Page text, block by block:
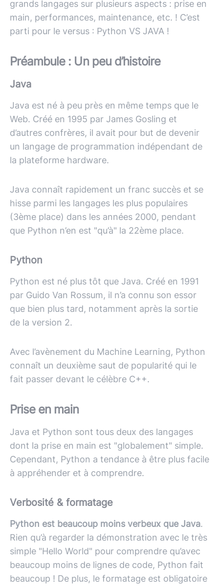
grands langages sur plusieurs aspects : prise en
main, performances, maintenance, etc. ! C’est
parti pour le versus : Python VS JAVA !
Préambule : Un peu d’histoire
Java
Java est né à peu près en même temps que le
Web. Créé en 1995 par James Gosling et
d’autres confrères, il avait pour but de devenir
un langage de programmation indépendant de
la plateforme hardware.
Java connaît rapidement un franc succès et se
hisse parmi les langages les plus populaires
(3ème place) dans les années 2000, pendant
que Python n’en est "qu’à" la 22ème place.
Python
Python est né plus tôt que Java. Créé en 1991
par Guido Van Rossum, il n’a connu son essor
que bien plus tard, notamment après la sortie
de la version 2.
Avec l’avènement du Machine Learning, Python
connaît un deuxième saut de popularité qui le
fait passer devant le célèbre C++.
Prise en main
Java et Python sont tous deux des langages
dont la prise en main est "globalement" simple.
Cependant, Python a tendance à être plus facile
à appréhender et à comprendre.
Verbosité & formatage
Python est beaucoup moins verbeux que Java.
Rien qu’à regarder la démonstration avec le très
simple "Hello World" pour comprendre qu’avec
beaucoup moins de lignes de code, Python fait
beaucoup ! De plus, le formatage est obligatoire